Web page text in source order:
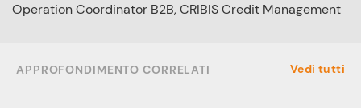
Operation Coordinator B2B, CRIBIS Credit Management
APPROFONDIMENTO CORRELATI Vedi tutti